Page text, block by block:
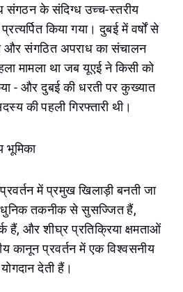
के संदिग्ध उच्च-स्तरीय
किया गया। दुबई में वर्षों से
और संगठित अपराध का संचालन
मामला था जब यूएई ने किसी को
- और दुबई की धरती पर कुख्यात
की पहली गिरफ्तारी थी।
भूमिका
में प्रमुख खिलाड़ी बनती जा
तकनीक से सुसज्जित हैं,
हैं, और शीघ्र प्रतिक्रिया क्षमताओं
कानून प्रवर्तन में एक विश्वसनीय
देती हैं।